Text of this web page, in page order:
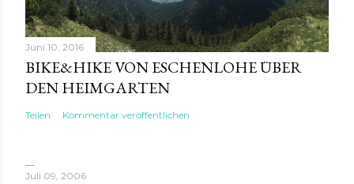
Juni 10, 2016
BIKE&HIKE VON ESCHENLOHE ÜBER
DEN HEIMGARTEN
Teilen Kommentar veröffentlichen
Juli 09, 2006